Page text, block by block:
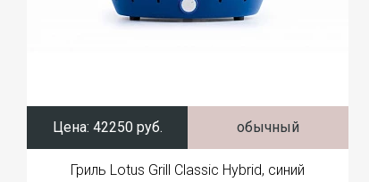
Цена: 42250 руб. обычный
Гриль Lotus Grill Classic Hybrid, синий